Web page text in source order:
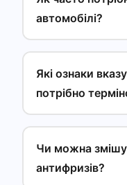
автомобілі?
Які ознаки
потрібно
Чи можна
антифризів?